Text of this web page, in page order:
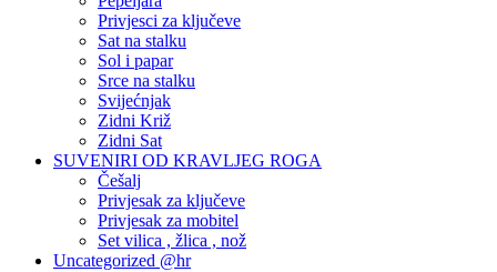
Privjesci za ključeve
Sat na stalku
Sol i papar
Srce na stalku
Svijećnjak
Zidni Križ
Zidni Sat
SUVENIRI OD KRAVLJEG ROGA
Češalj
Privjesak za ključeve
Privjesak za mobitel
Set vilica , žlica , nož
Uncategorized @hr